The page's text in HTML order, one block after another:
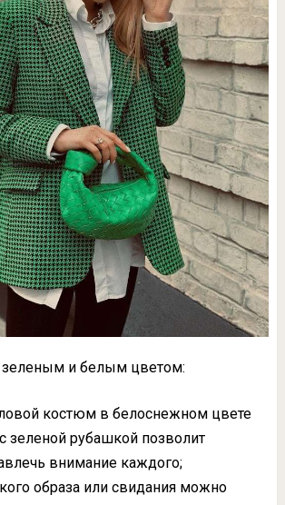
и белым цветом:
костюм в белоснежном цвете
зеленой рубашкой позволит
внимание каждого;
образа или свидания можно